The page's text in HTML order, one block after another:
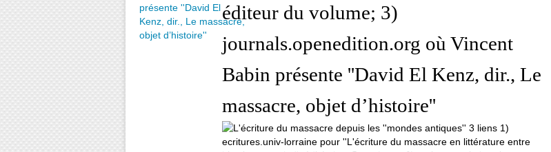
éditeur du volume; 3)
journals.openedition.org où Vincent
Babin présente ''David El Kenz, dir., Le
massacre, objet d’histoire''